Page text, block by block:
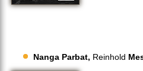
Nanga Parbat, Reinhold